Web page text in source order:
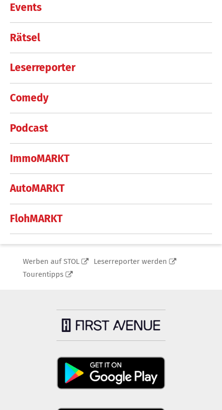
Events
Rätsel
Leserreporter
Comedy
Podcast
ImmoMARKT
AutoMARKT
FlohMARKT
Werben auf STOL
Leserreporter werden
Tourentipps